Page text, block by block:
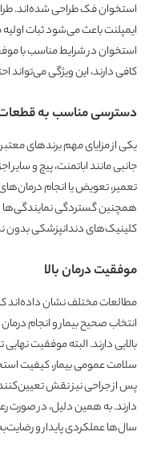
استخوان فک طراحی شده‌اند.
ایمپلنت باعث می‌شود ثبات
استخوان در شرایط مناسب با
کافی دارند، این ویژگی
دسترسی مناسب به
یکی از مزایای مهم برندهای
جانبی مانند اباتمنت، پیچ و
تعمیر، تعویض یا انجام
همچنین گستردگی نمایندگی‌ها و
کلینیک‌های دندانپزشکی بدون
موفقیت درمان بالا
مطالعات مختلف نشان داده‌اند
انتخاب صحیح بیمار و انجام
بالایی دارند. البته موفقیت
سلامت عمومی بیمار، کیفیت
پس از جراحی نیز نقش
دارند. به همین دلیل، در صورت
سال‌ها عملکردی پایدار و